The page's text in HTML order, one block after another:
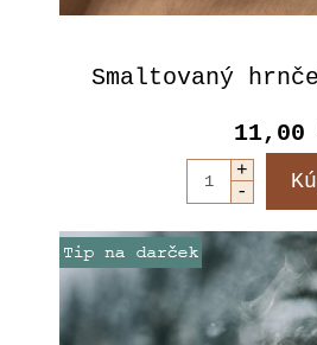
Smaltovaný
11,00